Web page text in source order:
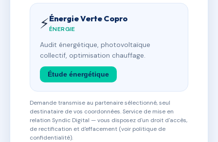
⚡Énergie Verte Copro
ÉNERGIE
Audit énergétique, photovoltaïque
collectif, optimisation chauffage.
Étude énergétique
Demande transmise au partenaire sélectionné, seul
destinataire de vos coordonnées. Service de mise en
relation Syndic Digital — vous disposez d'un droit d'accès,
de rectification et d'effacement (voir politique de
confidentialité).